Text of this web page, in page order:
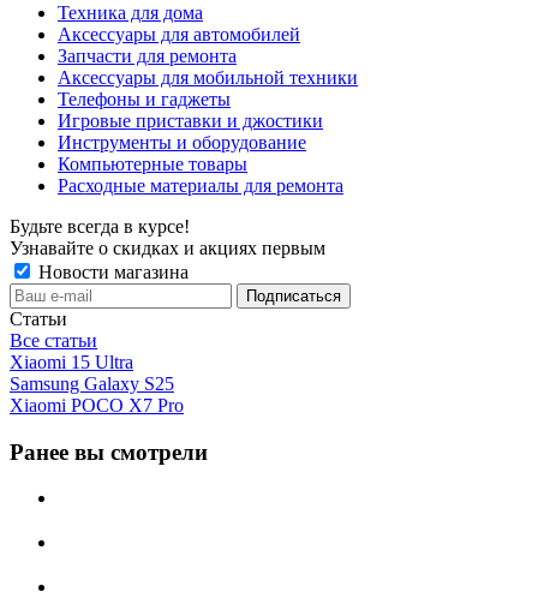
Техника для дома
Аксессуары для автомобилей
Запчасти для ремонта
Аксессуары для мобильной техники
Телефоны и гаджеты
Игровые приставки и джостики
Инструменты и оборудование
Компьютерные товары
Расходные материалы для ремонта
Будьте всегда в курсе!
Узнавайте о скидках и акциях первым
Новости магазина
Статьи
Все статьи
Xiaomi 15 Ultra
Samsung Galaxy S25
Xiaomi POCO X7 Pro
Ранее вы смотрели